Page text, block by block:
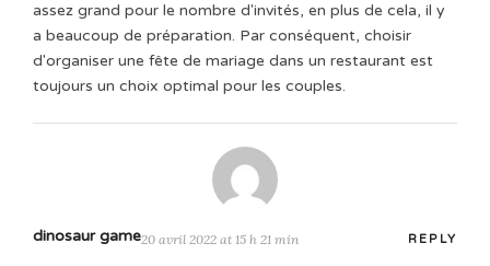
assez grand pour le nombre d'invités, en plus de cela, il y
a beaucoup de préparation. Par conséquent, choisir
d'organiser une fête de mariage dans un restaurant est
toujours un choix optimal pour les couples.
dinosaur game20 avril 2022 at 15 h 21 min REPLY